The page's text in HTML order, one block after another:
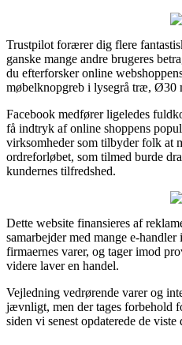
Trustpilot forærer dig flere
ganske mange andre brugeres
du efterforsker online
møbelknopgreb i lysegrå træ, Ø30
Facebook medfører ligeledes
få indtryk af online shoppens
virksomheder som tilbyder folk at
ordreforløbet, som tilmed burde
kundernes tilfredshed.
Dette website finansieres af
samarbejder med mange e-
firmaernes varer, og tager imod
videre laver en handel.
Vejledning vedrørende varer og
jævnligt, men der tages forbehold
siden vi senest opdaterede de viste